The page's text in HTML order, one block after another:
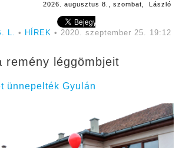
2026. augusztus 8., szombat, László
L. • HÍREK • 2020. szeptember 25. 19:12
remény léggömbjeit
ünnepelték Gyulán